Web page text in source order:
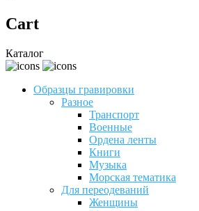
Cart
Каталог
Образцы гравировки
Разное
Транспорт
Военные
Ордена ленты
Книги
Музыка
Морская тематика
Для переодеваний
Женщины